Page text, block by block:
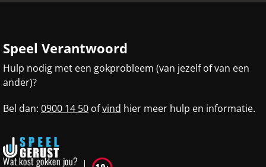
Speel Verantwoord
Hulp nodig met een gokprobleem (van jezelf of van een
ander)?
Bel dan: 0900 14 50 ofvind hier meer hulp en informatie.